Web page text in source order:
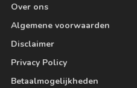
Over ons
Algemene voorwaarden
Disclaimer
Privacy Policy
Betaalmogelijkheden